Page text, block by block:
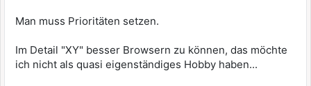
Man muss Prioritäten setzen.
Im Detail "XY" besser Browsern zu können, das möchte
ich nicht als quasi eigenständiges Hobby haben...